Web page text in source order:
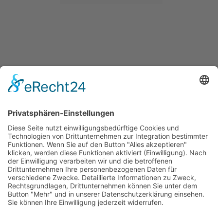
Versandkostentabelle
Blog
Erklärung zur Barrierefreiheit
Impressum
AGB
Versandpartner